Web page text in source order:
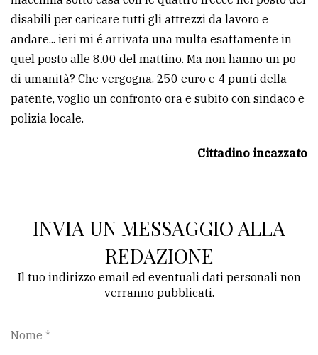
CERCA
Cerca
per
comune
Ricerca
Privacy
disabili per caricare tutti gli attrezzi da lavoro e
andare... ieri mi é arrivata una multa esattamente in
quel posto alle 8.00 del mattino. Ma non hanno un po
di umanità? Che vergogna. 250 euro e 4 punti della
patente, voglio un confronto ora e subito con sindaco e
polizia locale.
Cittadino incazzato
INVIA UN MESSAGGIO ALLA
REDAZIONE
Il tuo indirizzo email ed eventuali dati personali non
verranno pubblicati.
Nome *